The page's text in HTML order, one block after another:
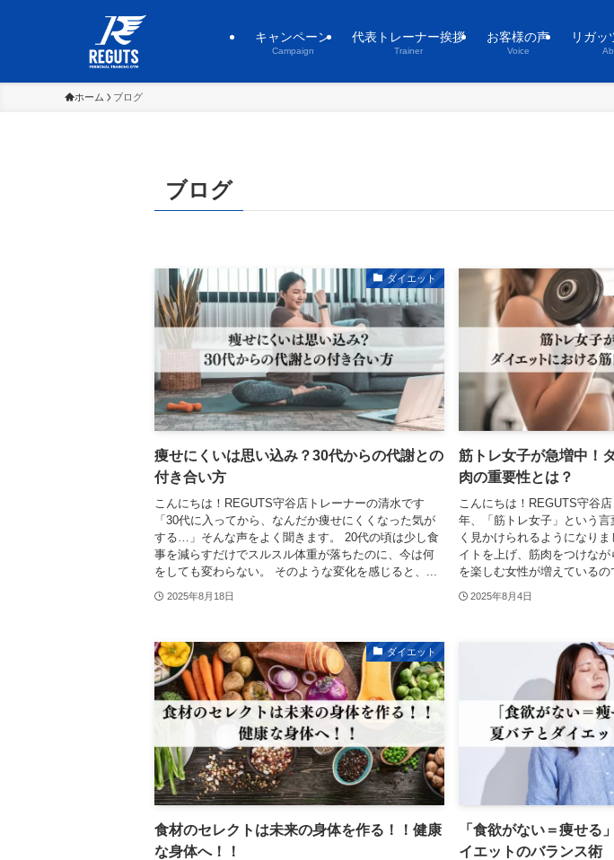
キャンペーン
Campaign
代表トレーナー挨拶
Trainer
お客様の声
Voice
リガッ
ホーム ブログ
ブログ
ダイエット
痩せにくいは思い込み？30代からの代謝との
付き合い方
こんにちは！REGUTS守谷店トレーナーの清水です
「30代に入ってから、なんだか痩せにくくなった気が
する…」そんな声をよく聞きます。 20代の頃は少し食
事を減らすだけでスルスル体重が落ちたのに、今は何
をしても変わらない。 そのような変化を感じると、...
2025年8月18日
筋トレ女子が急増中！
肉の重要性とは？
こんにちは！REGUTS守谷
年、「筋トレ女子」という
く見かけられるようになり
イトを上げ、筋肉をつけな
を楽しむ女性が増えているの
2025年8月4日
ダイエット
食材のセレクトは未来の身体を作る！！健康
な身体へ！！
「食欲がない＝痩せる
イエットのバランス術